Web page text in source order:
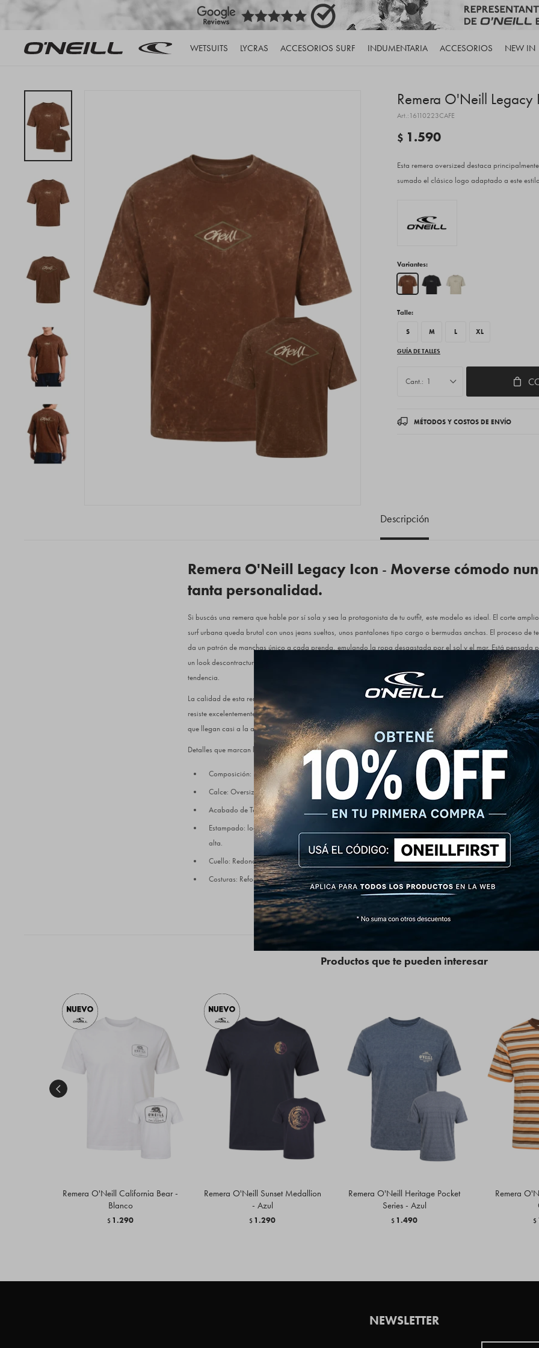
WETSUITS LYCRAS ACCESORIOS SURF INDUMENTARIA ACCESORIOS NEW IN
Remera O'Neill
16110223CAFE
$ 1.590
Esta remera oversized destaca
sumado el clásico logo adaptado a este
Variantes:
Talle:
S M L XL
GUÍA DE TALLES
1
MÉTODOS Y COSTOS DE ENVÍO
Descripción
Remera O'Neill Legacy Icon - Moverse cómodo
tanta personalidad.
Si buscás una remera que hable por sí sola y sea la protagonista de tu outfit, este modelo es ideal. El corte
surf urbana queda brutal con unos jeans sueltos, unos pantalones tipo cargo o bermudas anchas. El proceso de
da un patrón de manchas único a cada prenda, emulando la ropa desgastada por el sol y el mar. Está pensada
un look descontracturado para salir de tarde, ir a un recital o simplemente andar con máxima comodidad por la
tendencia.
La calidad de esta remera se aprecia desde el peso de su tela hasta la simetría de su moldería holgada. Al ser
resiste excelentemente los procesos de lavado manteniendo un tacto súper amigable sobre la piel. Cuenta con
que llegan casi a la altura del codo y un cuello redondo robusto con rib elástico grueso que no se deforma.
Detalles que marcan la diferencia:
Composición: 100% Algodón de primera calidad.
Calce: Oversized / Street Loose Fit con hombros caídos y mangas alargadas de corte ancho.
Acabado de Tela: Proceso de lavado tipo Acid Wash (Nevado / Mineral) que otorga un tono desgastado
Estampado: logo O'Neill enmarcado en un diamante, aplicado en el centro del pecho y repetido en
alta.
Cuello: Redondo cerrado con rib acanalado de alta resistencia.
Costuras: Reforzadas en hombros y dobladillos para soportar la moldería pesada.
Productos que te pueden interesar
Remera O'Neill California Bear -
Blanco
$ 1.290
Remera O'Neill Sunset Medallion
- Azul
$ 1.290
Remera O'Neill Heritage Pocket
Series - Azul
$ 1.490
Remera
$

NEWSLETTER